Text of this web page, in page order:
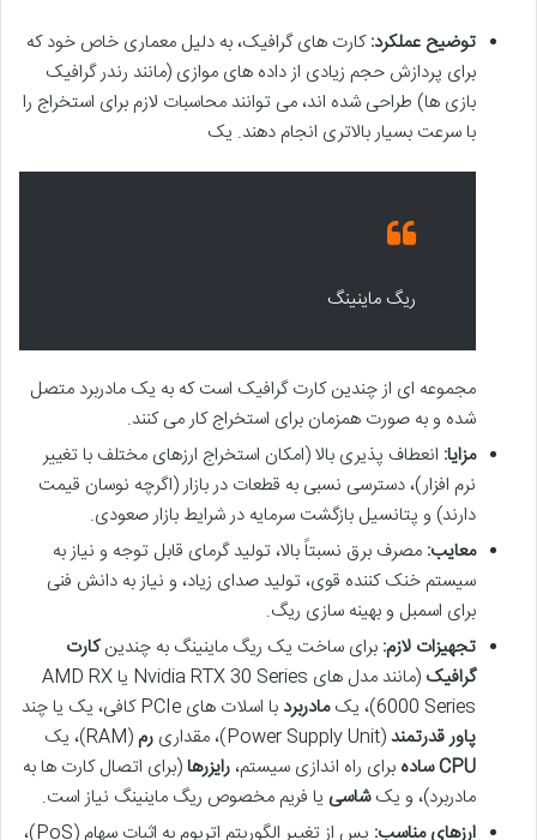
توضیح عملکرد:کارت های گرافیک، به دلیل معماری خاص خود که
برای پردازش حجم زیادی از داده های موازی (مانند رندر گرافیک
بازی ها) طراحی شده اند، می توانند محاسبات لازم برای استخراج را
با سرعت بسیار بالاتری انجام دهند. یک
ریگ ماینینگ
مجموعه ای از چندین کارت گرافیک است که به یک مادربرد متصل
شده و به صورت همزمان برای استخراج کار می کنند.
مزایا: انعطاف پذیری بالا (امکان استخراج ارزهای مختلف با تغییر
نرم افزار)، دسترسی نسبی به قطعات در بازار (اگرچه نوسان قیمت
دارند) و پتانسیل بازگشت سرمایه در شرایط بازار صعودی.
معایب: مصرف برق نسبتاً بالا، تولید گرمای قابل توجه و نیاز به
سیستم خنک کننده قوی، تولید صدای زیاد، و نیاز به دانش فنی
برای اسمبل و بهینه سازی ریگ.
تجهیزات لازم: برای ساخت یک ریگ ماینینگ به چندینکارت
گرافیک
(مانند مدل های Nvidia RTX 30 Series یا AMD RX
6000 Series)، یک
مادربرد با اسلات های PCIe کافی، یک یا چند
پاور قدرتمند(Power Supply Unit)، مقداری رم (RAM)، یک
CPU ساده
برای راه اندازی سیستم، رایزرها(برای اتصال کارت ها به
مادربرد)، و یکشاسی یا فریم مخصوص ریگ ماینینگ نیاز است.
ارزهای مناسب:
پس از تغییر الگوریتم اتریوم به اثبات سهام (PoS)،